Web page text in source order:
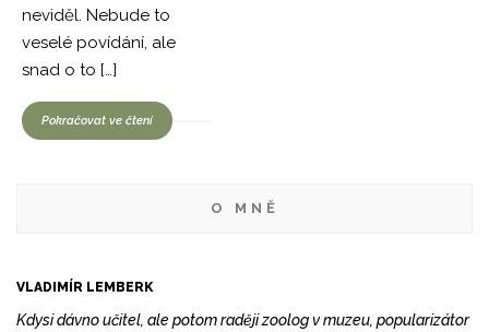
neviděl. Nebude to
veselé povídání, ale
snad o to […]
Pokračovat ve čtení
O MNĚ
VLADIMÍR LEMBERK
Kdysi dávno učitel, ale potom raději zoolog v muzeu, popularizátor